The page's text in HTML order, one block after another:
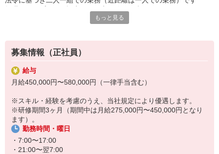
大型二種免許養成、資格取得支援などで、あなたをしっかりとサ
今回募集の5拠点すべて社員寮完備！ご希望の勤務地をお選びく
「都心で働きたい」「Uターン・Iターンを希望している」そんな
方もぜひお問合せください！
勤務開始日のご相談もお気軽に！
★高速バス運転手（ドライバー）募集★
大型2種免許が無くても、普通自動車免許取得後3年以上ならO
バス乗務員未経験でもしっかりと指導しますのでご安心くださ
い。
20〜60代まで幅広い世代が男女を問わず活躍中！
大型二種免許をお持ちの方は即戦力としてお迎えします。
2時間に一度の休憩、車速90km/厳守など安全第一で業務に取り組め
＜1日の業務の流れ＞
出勤して呼気測定（アルコールチェック）
当日のスケジュールやルートの確認、体調報告などの乗務前点呼
点検項目に従い、タイヤの空気圧・エンジンオイルの量・ライトの
状況などを確認
出庫
集合場所でお客様をお迎えし、安全運転を心がけながら目的地へ
もっと見る
募集情報（正社員）
給与
月給450,000円〜580,000円（一律手当含む）
※スキル・経験を考慮のうえ、当社規定により優遇します。
※研修期間3ヶ月（期間中は月給275,000円〜450,000円となり
ます）。
勤務時間・曜日
・7:00〜17:00
・21:00〜翌7:00